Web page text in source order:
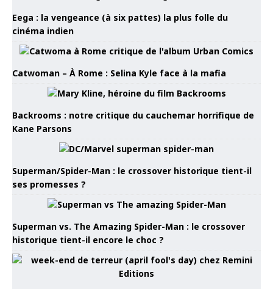
Eega : la vengeance (à six pattes) la plus folle du
cinéma indien
Catwoman – À Rome : Selina Kyle face à la mafia
Backrooms : notre critique du cauchemar horrifique de
Kane Parsons
Superman/Spider-Man : le crossover historique tient-il
ses promesses ?
Superman vs. The Amazing Spider-Man : le crossover
historique tient-il encore le choc ?